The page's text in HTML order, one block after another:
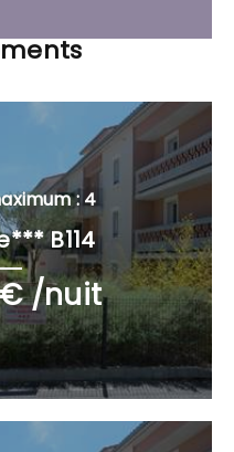
: 4
B114
/nuit